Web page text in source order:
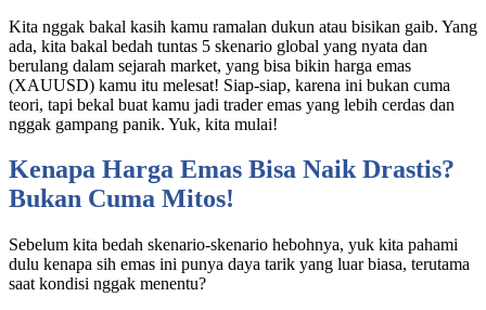
Kita nggak bakal kasih kamu ramalan dukun atau bisikan gaib. Yang
ada, kita bakal bedah tuntas 5 skenario global yang nyata dan
berulang dalam sejarah market, yang bisa bikin harga emas
(XAUUSD) kamu itu melesat! Siap-siap, karena ini bukan cuma
teori, tapi bekal buat kamu jadi trader emas yang lebih cerdas dan
nggak gampang panik. Yuk, kita mulai!
Kenapa Harga Emas Bisa Naik Drastis?
Bukan Cuma Mitos!
Sebelum kita bedah skenario-skenario hebohnya, yuk kita pahami
dulu kenapa sih emas ini punya daya tarik yang luar biasa, terutama
saat kondisi nggak menentu?